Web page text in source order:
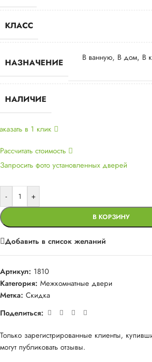
КЛАСС
НАЗНАЧЕНИЕ В ванную, В дом, В
НАЛИЧИЕ
в 1 клик
Рассчитать стоимость
Запросить фото установленных дверей
- +
В КОРЗИНУ
Добавить в список желаний
Артикул: 1810
Категория: Межкомнатные двери
Метка: Скидка
Поделиться:
Только зарегистрированные клиенты,
могут публиковать отзывы.